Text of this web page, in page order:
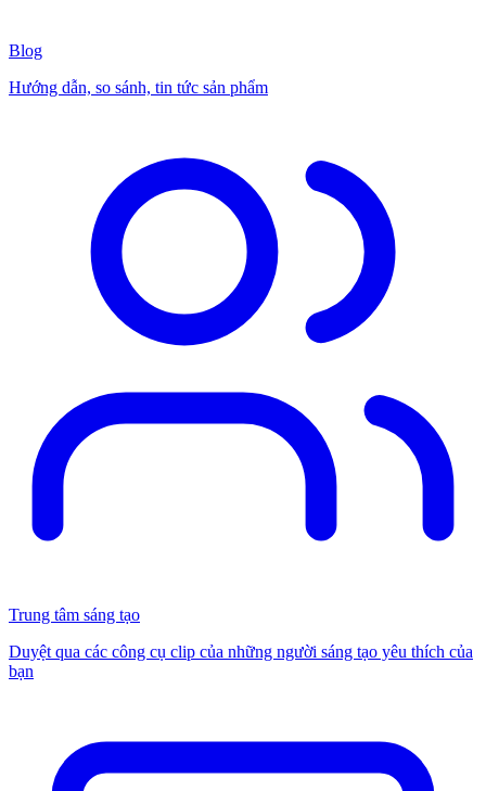
Blog
Hướng dẫn, so sánh, tin tức sản phẩm
Trung tâm sáng tạo
Duyệt qua các công cụ clip của những người sáng tạo yêu thích của
bạn